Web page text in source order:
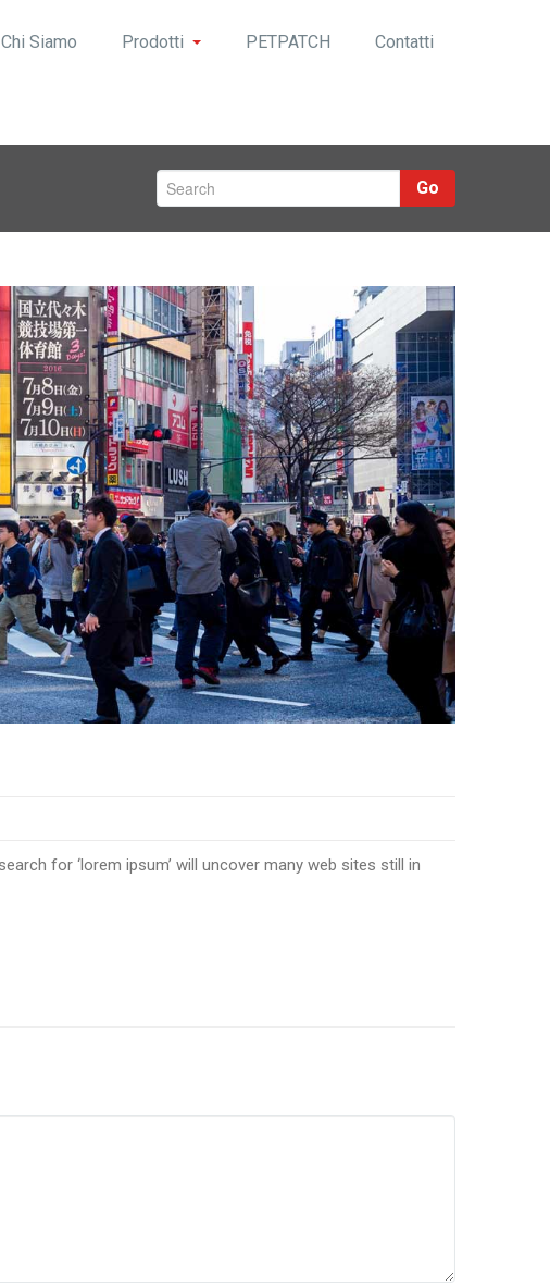
Chi Siamo Prodotti PETPATCH Contatti
Go
for ‘lorem ipsum’ will uncover many web sites still in